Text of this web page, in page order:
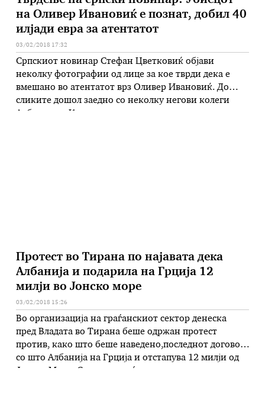
на Оливер Ивановиќ е познат, добил 40
илјади евра за атентатот
03/02/2018 17:32
Српскиот новинар Стефан Цветковиќ објави
неколку фотографии од лице за кое тврди дека е
вмешано во атентатот врз Оливер Ивановиќ. До
сликите дошол заедно со неколку негови колеги
Протест во Тирана по најавата дека
Албанија и подарила на Грција 12
милји во Јонско море
03/02/2018 15:26
Во организација на граѓанскиот сектор денеска
пред Владата во Тирана беше одржан протест
против, како што беше наведено,последнот договор
со што Албанија на Грција и отстапува 12 милји од